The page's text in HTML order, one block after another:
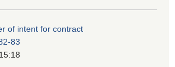
of intent for contract
83